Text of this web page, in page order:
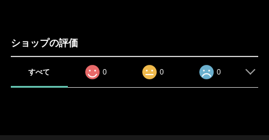
ショップの評価
すべて 0 0 0